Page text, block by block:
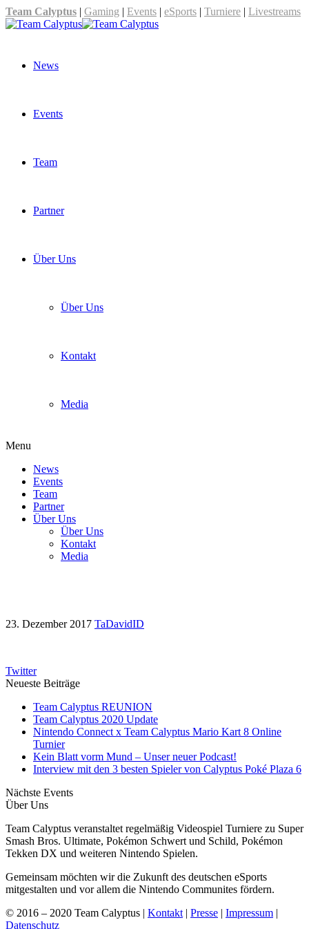
Team Calyptus | Gaming | Events | eSports | Turniere | Livestreams
News
Events
Team
Partner
Über Uns
Über Uns
Kontakt
Media
Menu
News
Events
Team
Partner
Über Uns
Über Uns
Kontakt
Media
23. Dezember 2017 TaDavidID
Twitter
Neueste Beiträge
Team Calyptus REUNION
Team Calyptus 2020 Update
Nintendo Connect x Team Calyptus Mario Kart 8 Online
Turnier
Kein Blatt vorm Mund – Unser neuer Podcast!
Interview mit den 3 besten Spieler von Calyptus Poké Plaza 6
Nächste Events
Über Uns
Team Calyptus veranstaltet regelmäßig Videospiel Turniere zu Super
Smash Bros. Ultimate, Pokémon Schwert und Schild, Pokémon
Tekken DX und weiteren Nintendo Spielen.
Gemeinsam möchten wir die Zukunft des deutschen eSports
mitgestalten und vor allem die Nintendo Communites fördern.
© 2016 – 2020 Team Calyptus | Kontakt | Presse | Impressum |
Datenschutz